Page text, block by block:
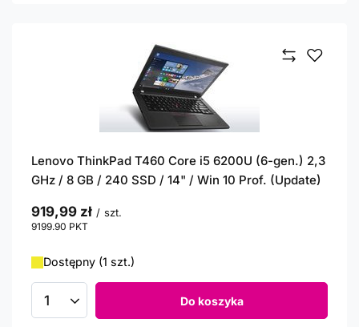
Lenovo ThinkPad T460 Core i5 6200U (6-gen.) 2,3
GHz / 8 GB / 240 SSD / 14" / Win 10 Prof. (Update)
919,99 zł / szt.
9199.90 PKT
Dostępny (1 szt.)
Ilość produktów Do koszyka